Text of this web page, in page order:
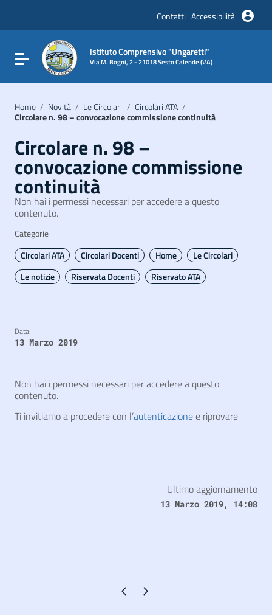
Vai al footer
Contatti Accessibilità
Attiva / disattiva la navigazione
Istituto Comprensivo "Ungaretti"
Via M. Bogni, 2 - 21018 Sesto Calende (VA)
Home / Novità / Le Circolari / Circolari ATA /
Circolare n. 98 – convocazione commissione continuità
Circolare n. 98 –
convocazione commissione
continuità
Non hai i permessi necessari per accedere a questo
contenuto.
Categorie
Circolari ATA
Circolari Docenti Home
Le Circolari
Le notizie
Riservata Docenti Riservato ATA
Data:
13 Marzo 2019
Non hai i permessi necessari per accedere a questo
contenuto.
Ti invitiamo a procedere con l’autenticazionee riprovare
Ultimo aggiornamento
13 Marzo 2019, 14:08
Pagina precedente
Pagina successiva